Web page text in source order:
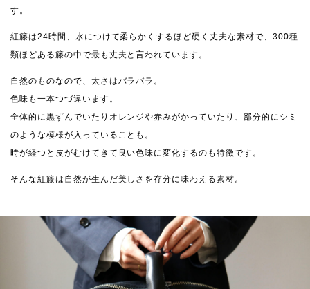
す。
紅籐は24時間、水につけて柔らかくするほど硬く丈夫な素材で、300種
類ほどある籐の中で最も丈夫と言われています。
自然のものなので、太さはバラバラ。
色味も一本つづ違います。
全体的に黒ずんでいたりオレンジや赤みがかっていたり、部分的にシミ
のような模様が入っていることも。
時が経つと皮がむけてきて良い色味に変化するのも特徴です。
そんな紅籐は自然が生んだ美しさを存分に味わえる素材。